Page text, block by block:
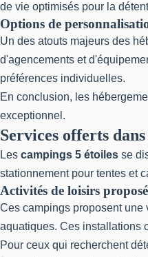
de vie optimisés pour la
Options de
Un des atouts majeurs des
d'agencements et
préférences individuelles.
En conclusion, les
exceptionnel.
Services offerts
Les campings 5 étoiles se
stationnement pour tentes et
Activités de loisirs
Ces campings proposent une
aquatiques. Ces installations
Pour ceux qui recherchent